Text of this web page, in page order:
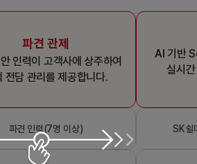
파견 관제
인력이 고객사에 상주하여
전담 관리를 제공합니다.
AI 기반
실시
파견 인력(7명 이상) SK쉴